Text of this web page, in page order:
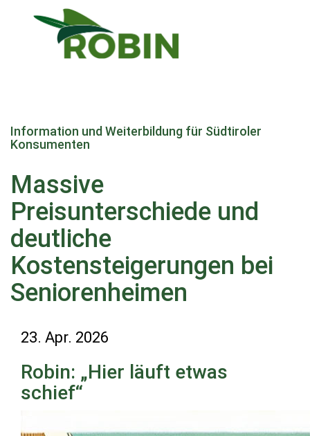
zum
Inhalt
Information und Weiterbildung für Südtiroler
Konsumenten
Massive
Preisunterschiede und
deutliche
Kostensteigerungen bei
Seniorenheimen
23. Apr. 2026
Robin: „Hier läuft etwas
schief“